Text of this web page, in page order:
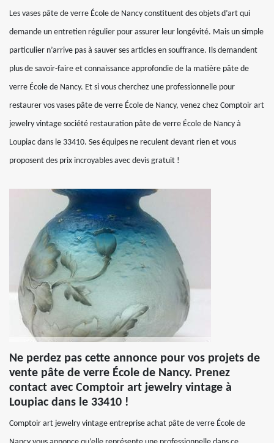
Les vases pâte de verre École de Nancy constituent des objets d’art qui
demande un entretien régulier pour assurer leur longévité. Mais un simple
particulier n’arrive pas à sauver ses articles en souffrance. Ils demandent
plus de savoir-faire et connaissance approfondie de la matière pâte de
verre École de Nancy. Et si vous cherchez une professionnelle pour
restaurer vos vases pâte de verre École de Nancy, venez chez Comptoir art
jewelry vintage société restauration pâte de verre École de Nancy à
Loupiac dans le 33410. Ses équipes ne reculent devant rien et vous
proposent des prix incroyables avec devis gratuit !
Ne perdez pas cette annonce pour vos projets de
vente pâte de verre École de Nancy. Prenez
contact avec Comptoir art jewelry vintage à
Loupiac dans le 33410 !
Comptoir art jewelry vintage entreprise achat pâte de verre École de